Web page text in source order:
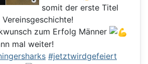
somit der erste Titel
zum Erfolg Männer
mal weiter!
#jetztwirdgefeiert